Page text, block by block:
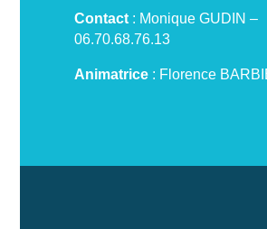
Contact : Monique GUDIN –
06.70.68.76.13
Animatrice : Florence